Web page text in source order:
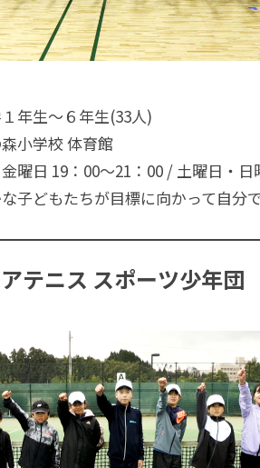
年生～６年生(33人)
小学校 体育館
曜日 19：00～21：00 / 土曜日・
子どもたちが目標に向かって自分
テニス スポーツ少年団